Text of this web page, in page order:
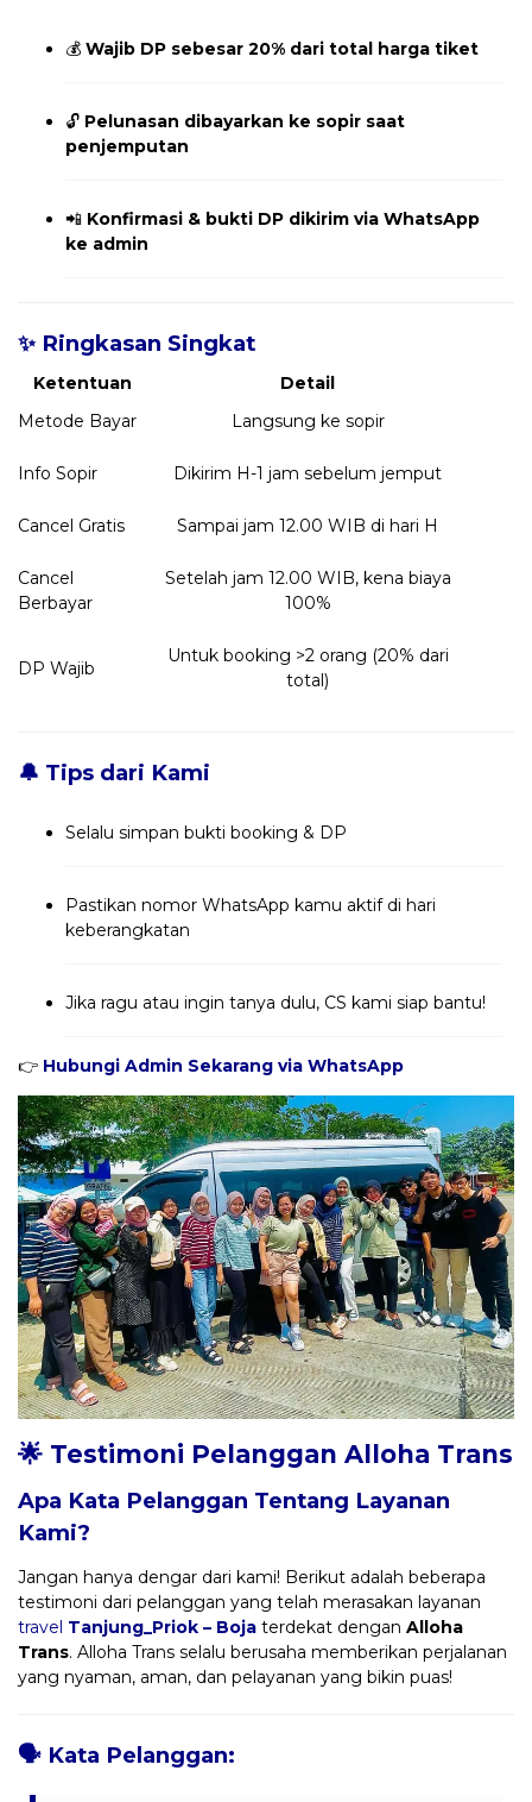
💰 Wajib DP sebesar 20% dari total harga tiket
🔓 Pelunasan dibayarkan ke sopir saat
penjemputan
📲 Konfirmasi & bukti DP dikirim via WhatsApp
ke admin
✨ Ringkasan Singkat
Ketentuan
Detail
Metode Bayar
Langsung ke sopir
Info Sopir Dikirim H-1 jam sebelum jemput
Cancel Gratis Sampai jam 12.00 WIB di hari H
Cancel
Berbayar
Setelah jam 12.00 WIB, kena biaya
100%
DP Wajib
Untuk booking >2 orang (20% dari
total)
🔔 Tips dari Kami
Selalu simpan bukti booking & DP
Pastikan nomor WhatsApp kamu aktif di hari
keberangkatan
Jika ragu atau ingin tanya dulu, CS kami siap bantu!
👉 Hubungi Admin Sekarang via WhatsApp
🌟 Testimoni Pelanggan Alloha Trans
Apa Kata Pelanggan Tentang Layanan
Kami?
Jangan hanya dengar dari kami! Berikut adalah beberapa
testimoni dari pelanggan yang telah merasakan layanan
travel Tanjung_Priok – Boja terdekat dengan Alloha
Trans. Alloha Trans selalu berusaha memberikan perjalanan
yang nyaman, aman, dan pelayanan yang bikin puas!
🗣️ Kata Pelanggan: